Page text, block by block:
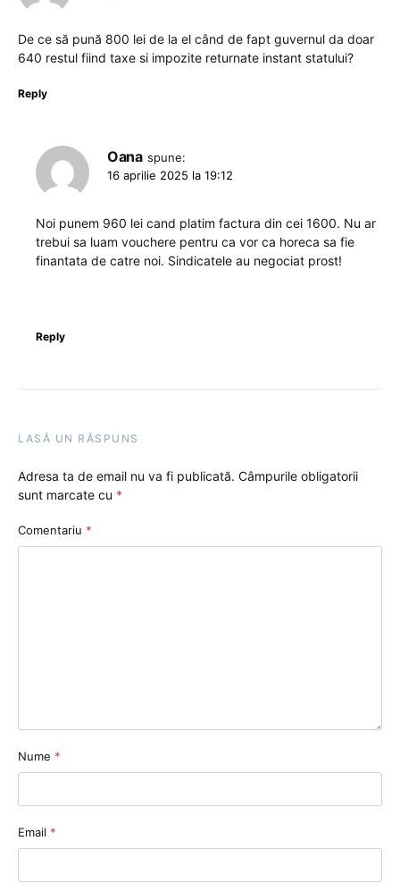
De ce să pună 800 lei de la el când de fapt guvernul da doar
640 restul fiind taxe si impozite returnate instant statului?
Reply
Oana spune:
16 aprilie 2025 la 19:12
Noi punem 960 lei cand platim factura din cei 1600. Nu ar
trebui sa luam vouchere pentru ca vor ca horeca sa fie
finantata de catre noi. Sindicatele au negociat prost!
Reply
LASĂ UN RĂSPUNS
Adresa ta de email nu va fi publicată. Câmpurile obligatorii
sunt marcate cu *
Comentariu *
Nume *
Email *